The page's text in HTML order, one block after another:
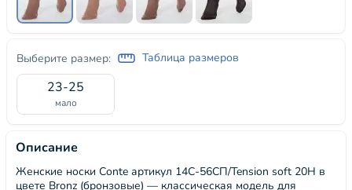
Выберите размер: Таблица размеров
23-25
мало
Описание
Женские носки Conte артикул 14С-56СП/Tension soft 20Н в
цвете Bronz (бронзовые) — классическая модель для